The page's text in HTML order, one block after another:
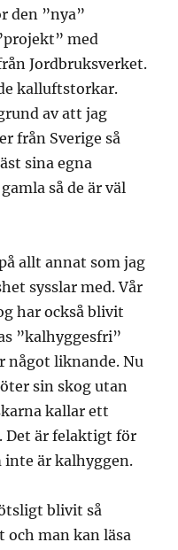
den ”nya”
med
Jordbruksverket.
kalluftstorkar.
av att jag
från Sverige så
sina egna
så de är väl
allt annat som jag
sysslar med. Vår
har också blivit
”kalhyggesfri”
något liknande. Nu
sin skog utan
kallar ett
Det är felaktigt för
inte är kalhyggen.
blivit så
och man kan läsa